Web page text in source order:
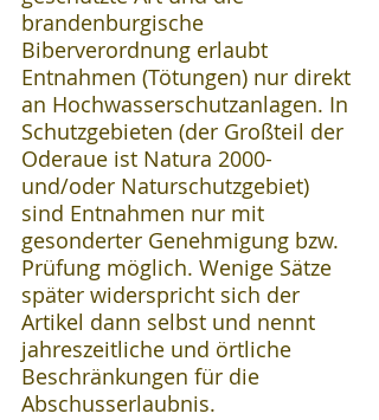
brandenburgische
Biberverordnung erlaubt
Entnahmen (Tötungen) nur direkt
an Hochwasserschutzanlagen. In
Schutzgebieten (der Großteil der
Oderaue ist Natura 2000-
und/oder Naturschutzgebiet)
sind Entnahmen nur mit
gesonderter Genehmigung bzw.
Prüfung möglich. Wenige Sätze
später widerspricht sich der
Artikel dann selbst und nennt
jahreszeitliche und örtliche
Beschränkungen für die
Abschusserlaubnis.